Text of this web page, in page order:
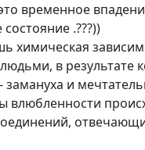
временное
.???))
химическая
в результате
замануха и
влюбленности